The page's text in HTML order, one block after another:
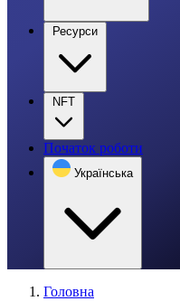
Ресурси
NFT
Початок роботи
Українська
Головна